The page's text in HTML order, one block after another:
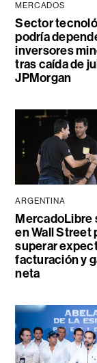
MERCADOS
Sector
podría
inversores
tras caída de
JPMorgan
ARGENTINA
MercadoLibre
en Wall Street
superar
facturación y
neta